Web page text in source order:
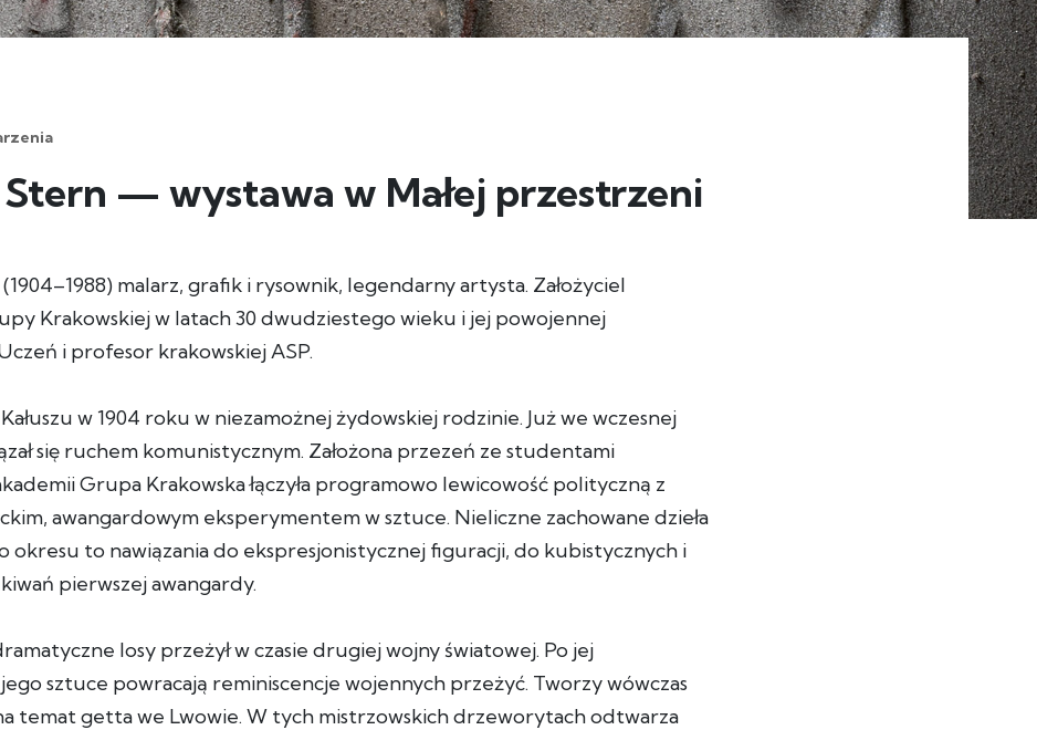
Stern — wystawa w Małej przestrzeni
(1904–1988) malarz, grafik i rysownik, legendarny artysta. Założyciel
Krakowskiej w latach 30 dwudziestego wieku i jej powojennej
i profesor krakowskiej ASP.
w 1904 roku w niezamożnej żydowskiej rodzinie. Już we wczesnej
się ruchem komunistycznym. Założona przezeń ze studentami
Grupa Krakowska łączyła programowo lewicowość polityczną z
awangardowym eksperymentem w sztuce. Nieliczne zachowane dzieła
okresu to nawiązania do ekspresjonistycznej figuracji, do kubistycznych i
pierwszej awangardy.
losy przeżył w czasie drugiej wojny światowej. Po jej
sztuce powracają reminiscencje wojennych przeżyć. Tworzy wówczas
temat getta we Lwowie. W tych mistrzowskich drzeworytach odtwarza